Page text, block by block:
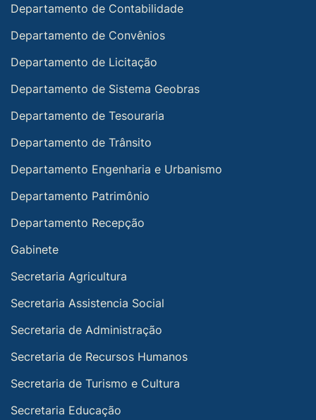
Departamento de Contabilidade
Departamento de Convênios
Departamento de Licitação
Departamento de Sistema Geobras
Departamento de Tesouraria
Departamento de Trânsito
Departamento Engenharia e Urbanismo
Departamento Patrimônio
Departamento Recepção
Gabinete
Secretaria Agricultura
Secretaria Assistencia Social
Secretaria de Administração
Secretaria de Recursos Humanos
Secretaria de Turismo e Cultura
Secretaria Educação